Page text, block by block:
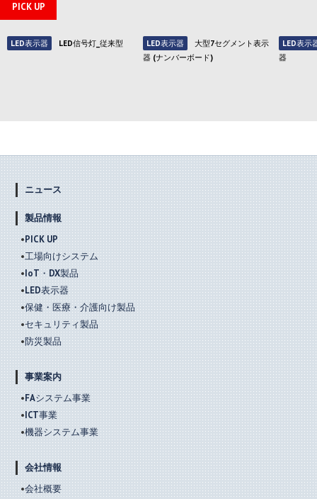
PICK UP
LED表示器 LED信号灯_従来型 LED表示器
大型7セグメント表示
器 (ナンバーボード)
LED表示
器
ニュース
製品情報
PICK UP
工場向けシステム
IoT・DX製品
LED表示器
保健・医療・介護向け製品
セキュリティ製品
防災製品
事業案内
FAシステム事業
ICT事業
機器システム事業
会社情報
会社概要